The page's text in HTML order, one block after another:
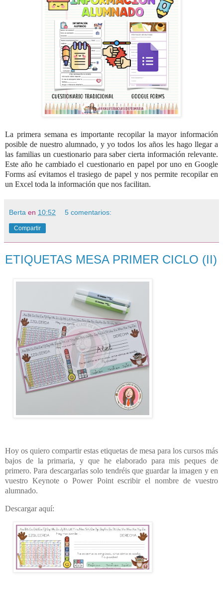
La primera semana es importante recopilar la mayor información
posible de nuestro alumnado, y yo todos los años les hago llegar a
las familias un cuestionario para saber cierta información relevante.
Este año he cambiado el cuestionario en papel por uno en Google
Forms así evitamos el trasiego de papel y nos permite recopilar en
un Excel toda la información que nos facilitan.
Berta en 10:52 5 comentarios:
Compartir
ETIQUETAS MESA PRIMER CICLO (II)
Hoy os quiero compartir estas etiquetas de mesa para los cursos más
bajos de la primaria, y que he elaborado para mis peques de
primero. Para descargarlas solo tendréis que guardar la imagen y en
vuestro Keynote o Power Point escribir el nombre de vuestro
alumnado.
Descargar aquí: